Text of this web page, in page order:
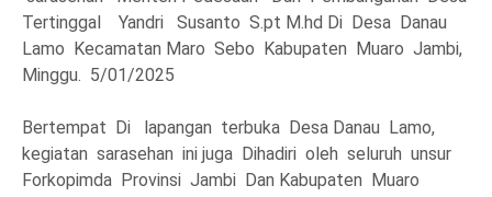
Tertinggal Yandri Susanto S.pt M.hd Di Desa Danau
Lamo Kecamatan Maro Sebo Kabupaten Muaro Jambi,
Minggu. 5/01/2025
Bertempat Di lapangan terbuka Desa Danau Lamo,
kegiatan sarasehan ini juga Dihadiri oleh seluruh unsur
Forkopimda Provinsi Jambi Dan Kabupaten Muaro